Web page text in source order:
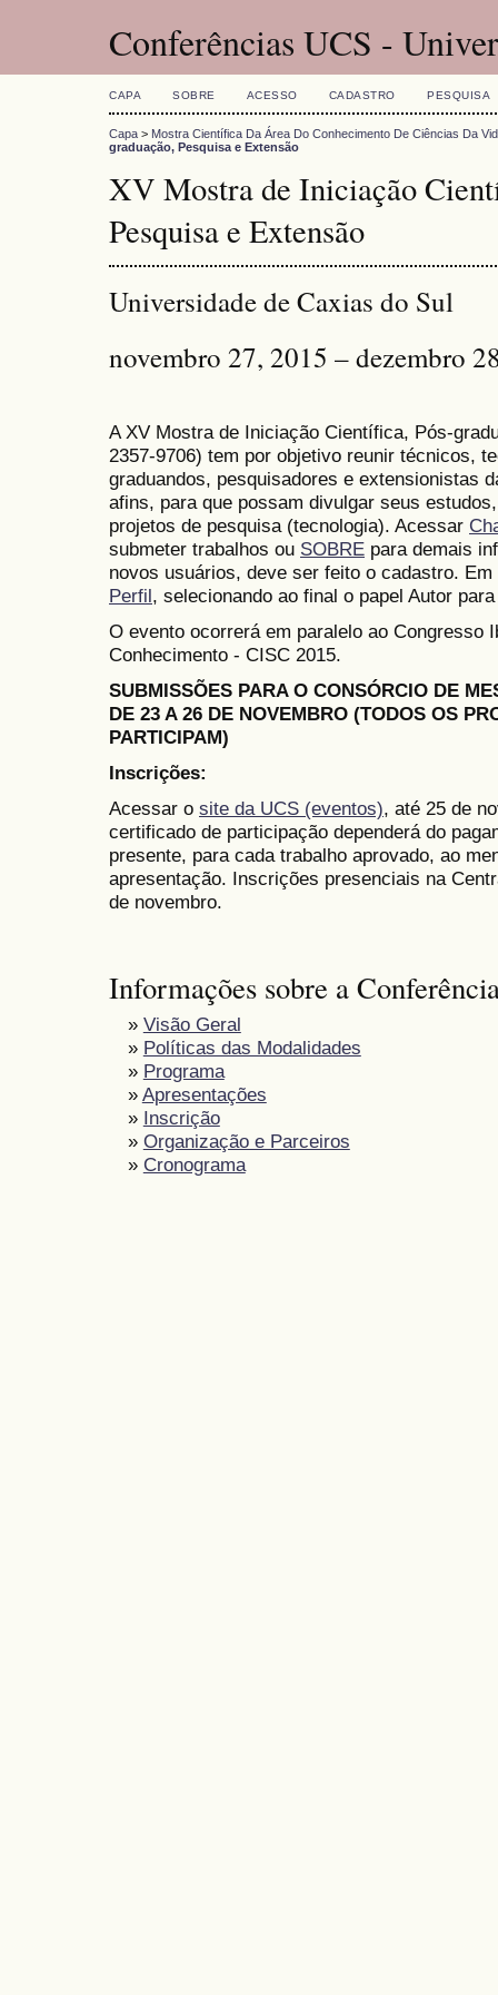
Conferências UCS -
CAPA SOBRE ACESSO CADASTRO PESQUISA
Capa > Mostra Científica Da Área Do Conhecimento De Ciências Da
graduação, Pesquisa e Extensão
XV Mostra de Iniciação
Pesquisa e Extensão
Universidade de Caxias do Sul
novembro 27, 2015 – dezembro
A XV Mostra de Iniciação Científica, Pós-
2357-9706) tem por objetivo reunir técnicos,
graduandos, pesquisadores e extensionistas
afins, para que possam divulgar seus
projetos de pesquisa (tecnologia). Acessar
submeter trabalhos ou SOBRE para demais
novos usuários, deve ser feito o cadastro.
Perfil, selecionando ao final o papel Autor
O evento ocorrerá em paralelo ao Congresso
Conhecimento - CISC 2015.
SUBMISSÕES PARA O CONSÓRCIO DE
DE 23 A 26 DE NOVEMBRO (TODOS OS
PARTICIPAM)
Inscrições:
Acessar o site da UCS (eventos), até 25 de
certificado de participação dependerá do
presente, para cada trabalho aprovado, ao
apresentação. Inscrições presenciais na
de novembro.
Informações sobre a
» Visão Geral
» Políticas das Modalidades
» Programa
» Apresentações
» Inscrição
» Organização e Parceiros
» Cronograma